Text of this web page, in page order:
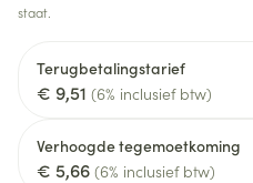
staat.
Terugbetalingstarief
€ 9,51 (6% inclusief btw)
Verhoogde tegemoetkoming
€ 5,66 (6% inclusief btw)